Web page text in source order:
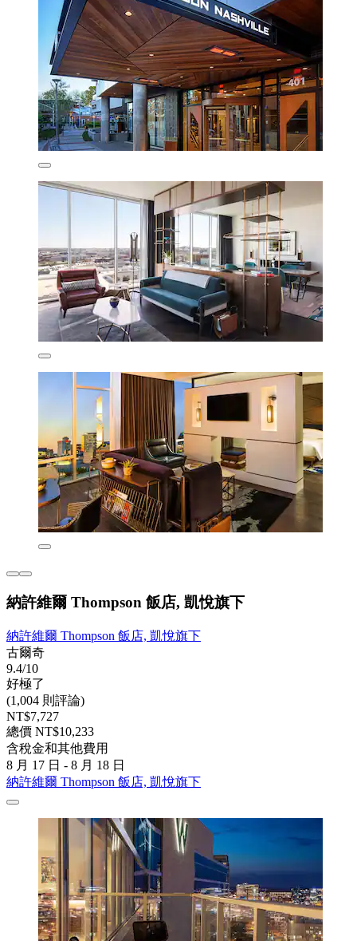
納許維爾 Thompson 飯店, 凱悅旗下
納許維爾 Thompson 飯店, 凱悅旗下
古爾奇
9.4/10
好極了
(1,004 則評論)
NT$7,727
總價 NT$10,233
含稅金和其他費用
8 月 17 日 - 8 月 18 日
納許維爾 Thompson 飯店, 凱悅旗下